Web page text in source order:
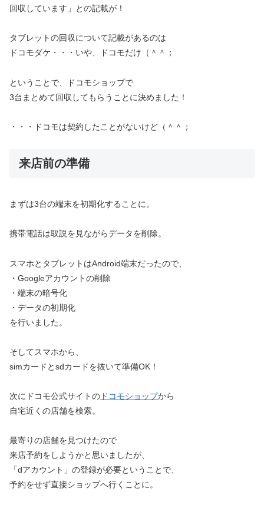
回収しています」との記載が！
タブレットの回収について記載があるのは
ドコモダケ・・・いや、ドコモだけ（＾＾；
ということで、ドコモショップで
3台まとめて回収してもらうことに決めました！
・・・ドコモは契約したことがないけど（＾＾；
来店前の準備
まずは3台の端末を初期化することに。
携帯電話は取説を見ながらデータを削除。
スマホとタブレットはAndroid端末だったので、
・Googleアカウントの削除
・端末の暗号化
・データの初期化
を行いました。
そしてスマホから、
simカードとsdカードを抜いて準備OK！
次にドコモ公式サイトの ドコモショップから
自宅近くの店舗を検索。
最寄りの店舗を見つけたので
来店予約をしようかと思いましたが、
「dアカウント」の登録が必要ということで、
予約をせず直接ショップへ行くことに。